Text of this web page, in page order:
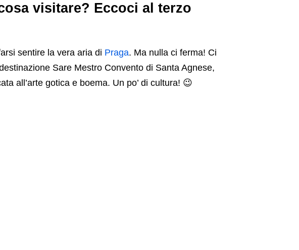
visitare? Eccoci al terzo
sentire la vera aria di Praga. Ma nulla ci ferma! Ci
Sare Mestro Convento di Santa Agnese,
all’arte gotica e boema. Un po’ di cultura! 😉